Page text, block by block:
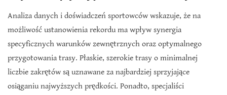
Analiza danych i doświadczeń sportowców wskazuje, że na
możliwość ustanowienia rekordu ma wpływ synergia
specyficznych warunków zewnętrznych oraz optymalnego
przygotowania trasy. Płaskie, szerokie trasy o minimalnej
liczbie zakrętów są uznawane za najbardziej sprzyjające
osiąganiu najwyższych prędkości. Ponadto, specjaliści